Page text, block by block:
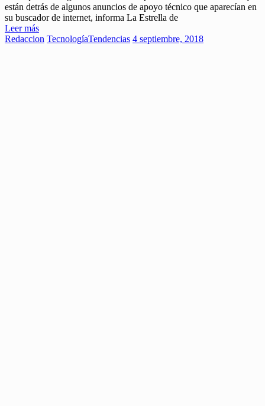
están detrás de algunos anuncios de apoyo técnico que aparecían en
su buscador de internet, informa La Estrella de
Leer más
Redaccion TecnologíaTendencias 4 septiembre, 2018